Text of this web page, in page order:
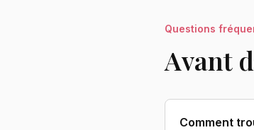
Questions
Avant
Comment